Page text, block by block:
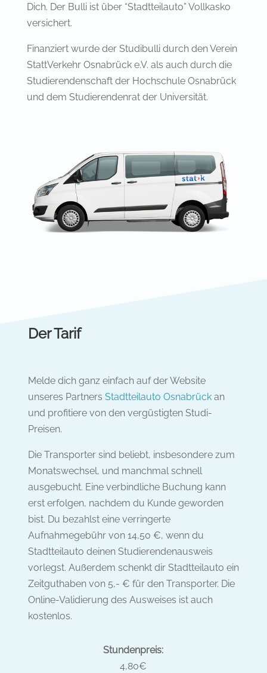
Dich. Der Bulli ist über “Stadtteilauto” Vollkasko
versichert.
Finanziert wurde der Studibulli durch den Verein
StattVerkehr Osnabrück e.V. als auch durch die
Studierendenschaft der Hochschule Osnabrück
und dem Studierendenrat der Universität.
Der Tarif
Melde dich ganz einfach auf der Website
unseres Partners Stadtteilauto Osnabrückan
und profitiere von den vergüstigten Studi-
Preisen.
Die Transporter sind beliebt, insbesondere zum
Monatswechsel, und manchmal schnell
ausgebucht. Eine verbindliche Buchung kann
erst erfolgen, nachdem du Kunde geworden
bist. Du bezahlst eine verringerte
Aufnahmegebühr von 14,50 €, wenn du
Stadtteilauto deinen Studierendenausweis
vorlegst. Außerdem schenkt dir Stadtteilauto ein
Zeitguthaben von 5,- € für den Transporter. Die
Online-Validierung des Ausweises ist auch
kostenlos.
Stundenpreis:
4,80€